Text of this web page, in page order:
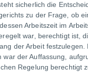
sicherlich die
zu der Frage, ob
Arbeitszeit im
war, berechtigt ist,
der Arbeit festzulegen.
war der Auffassung,
Regelung berechtigt